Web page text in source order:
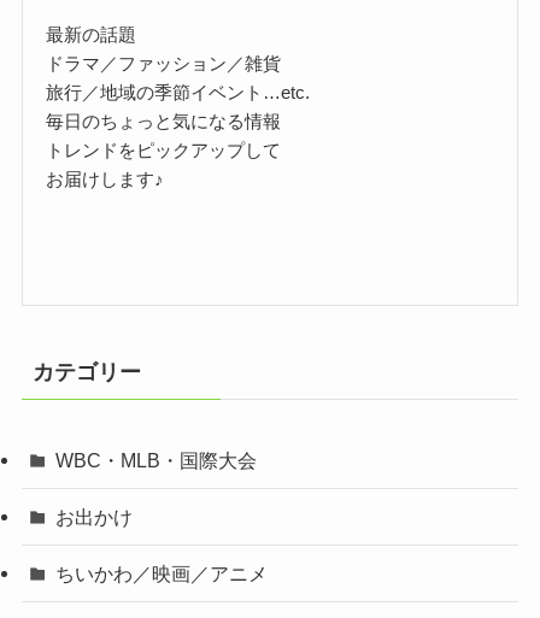
最新の話題
ドラマ／ファッション／雑貨
旅行／地域の季節イベント…etc.
毎日のちょっと気になる情報
トレンドをピックアップして
お届けします♪
カテゴリー
WBC・MLB・国際大会
お出かけ
ちいかわ／映画／アニメ